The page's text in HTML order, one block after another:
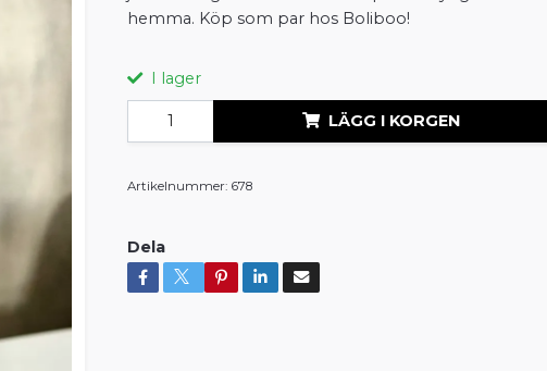
hemma. Köp som par hos Boliboo!
I lager
LÄGG I KORGEN
Artikelnummer: 678
Dela